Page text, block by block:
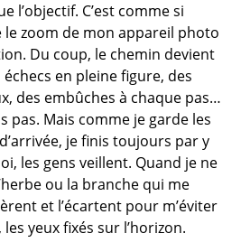
l’objectif. C’est comme si
le zoom de mon appareil photo
Du coup, le chemin devient
en pleine figure, des
des embûches à chaque pas…
pas. Mais comme je garde les
je finis toujours par y
les gens veillent. Quand je ne
ou la branche qui me
et l’écartent pour m’éviter
les yeux fixés sur l’horizon.